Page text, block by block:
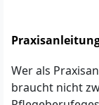
Wer als
braucht nicht